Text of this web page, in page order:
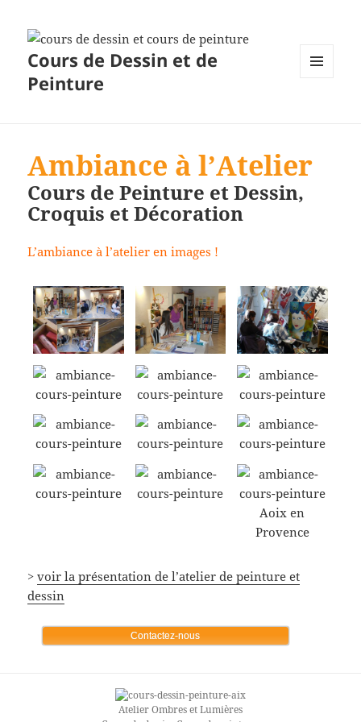
Cours de Dessin et de
Peinture
Ambiance à l’Atelier
Cours de Peinture et Dessin,
Croquis et Décoration
L’ambiance à l’atelier en images !
>voir la présentation de l’atelier de peinture et
dessin
Contactez-nous
Atelier Ombres et Lumières